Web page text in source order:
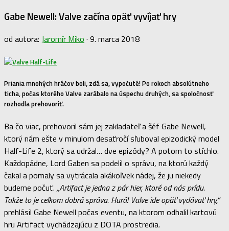
Gabe Newell: Valve začína opäť vyvíjať hry
od autora: Jaromír Miko · 9. marca 2018
Priania mnohých hráčov boli, zdá sa, vypočuté! Po rokoch absolútneho
ticha, počas ktorého Valve zarábalo na úspechu druhých, sa spoločnosť
rozhodla prehovoriť.
Ba čo viac, prehovoril sám jej zakladateľ a šéf Gabe Newell,
ktorý nám ešte v minulom desaťročí sľuboval epizodický model
Half-Life 2, ktorý sa udržal… dve epizódy? A potom to stíchlo.
Každopádne, Lord Gaben sa podelil o správu, na ktorú každý
čakal a pomaly sa vytrácala akákoľvek nádej, že ju niekedy
budeme počuť. „Artifact je jedna z pár hier, ktoré od nás prídu.
Takže to je celkom dobrá správa. Hurá! Valve ide opäť vydávať hry,“
prehlásil Gabe Newell počas eventu, na ktorom odhalil kartovú
hru Artifact vychádzajúcu z DOTA prostredia.